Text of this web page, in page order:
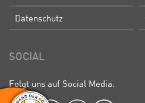
Datenschutz
SOCIAL
Folgt uns auf Social Media.